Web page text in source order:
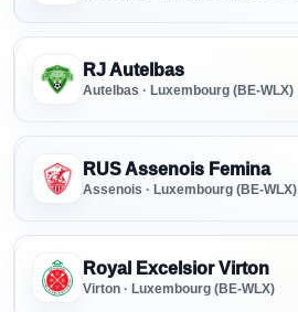
PARTENAIRE
Tous
RJ Autelbas
Autelbas · Luxembourg (BE-WLX)
RUS Assenois Femina
Assenois · Luxembourg (BE-WLX)
Royal Excelsior Virton
Virton · Luxembourg (BE-WLX)